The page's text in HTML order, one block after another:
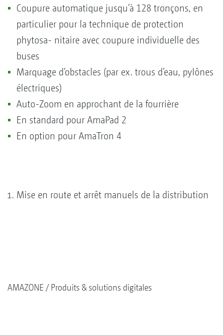
Coupure automatique jusqu’à 128 tronçons, en
particulier pour la technique de protection
phytosa- nitaire avec coupure individuelle des
buses
Marquage d’obstacles (par ex. trous d’eau, pylônes
électriques)
Auto-Zoom en approchant de la fourrière
En standard pour AmaPad 2
En option pour AmaTron 4
Mise en route et arrêt manuels de la distribution
AMAZONE Produits & solutions digitales